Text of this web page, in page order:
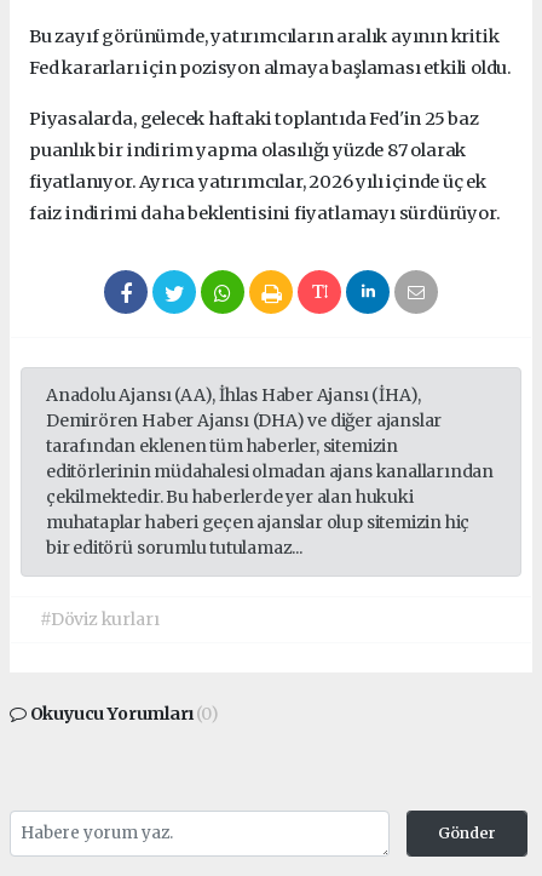
Bu zayıf görünümde, yatırımcıların aralık ayının kritik
Fed kararları için pozisyon almaya başlaması etkili oldu.
Piyasalarda, gelecek haftaki toplantıda Fed'in 25 baz
puanlık bir indirim yapma olasılığı yüzde 87 olarak
fiyatlanıyor. Ayrıca yatırımcılar, 2026 yılı içinde üç ek
faiz indirimi daha beklentisini fiyatlamayı sürdürüyor.
Anadolu Ajansı (AA), İhlas Haber Ajansı (İHA),
Demirören Haber Ajansı (DHA) ve diğer ajanslar
tarafından eklenen tüm haberler, sitemizin
editörlerinin müdahalesi olmadan ajans kanallarından
çekilmektedir. Bu haberlerde yer alan hukuki
muhataplar haberi geçen ajanslar olup sitemizin hiç
bir editörü sorumlu tutulamaz...
#Döviz kurları
Okuyucu Yorumları(0)
Gönder